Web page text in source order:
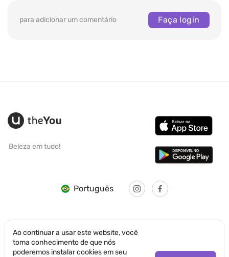
para adicionar um comentário Faça login
Beleza em tudo!
Português
© SANTICUM INTERNATIONAL LTD
Ao continuar a usar este website, você
toma conhecimento de que nós
poderemos instalar cookies em seu